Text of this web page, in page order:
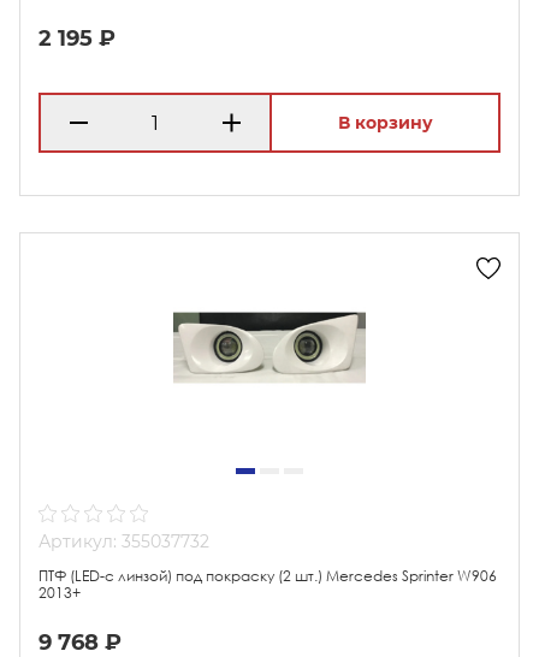
2 195 ₽
В корзину
Артикул: 355037732
ПТФ (LED-с линзой) под покраску (2 шт.) Mercedes Sprinter W906
2013+
9 768 ₽